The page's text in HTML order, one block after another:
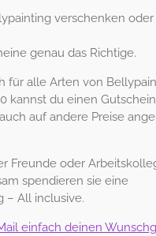
verschenken oder
genau das Richtige.
für alle Arten von
kannst du einen
auf andere Preise
Freunde oder
spendieren sie eine
– All inclusive.
einfach deinen